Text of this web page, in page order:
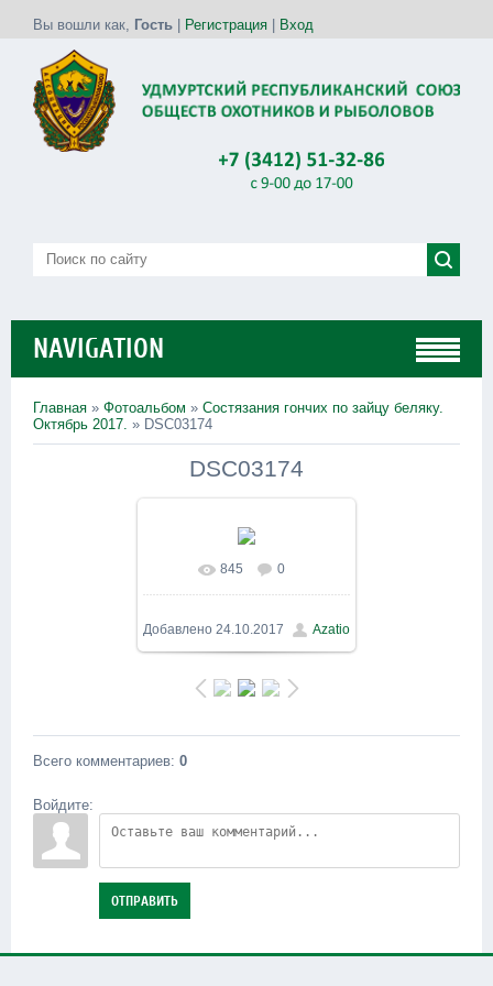
Вы вошли как, Гость Регистрация Вход
NAVIGATION
Главная » Фотоальбом » Состязания гончих по зайцу беляку.
Октябрь 2017. » DSC03174
DSC03174
В реальном размере
1200x900/ 269.1Kb
845 0
Добавлено 24.10.2017 Azatio
Всего комментариев: 0
Войдите:
ОТПРАВИТЬ